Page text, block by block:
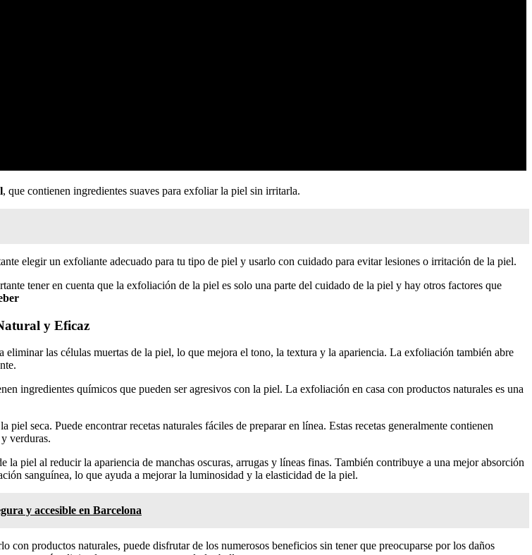
, que contienen ingredientes suaves para exfoliar la piel sin irritarla.
elegir un exfoliante adecuado para tu tipo de piel y usarlo con cuidado para evitar lesiones o irritación de la piel.
tener en cuenta que la exfoliación de la piel es solo una parte del cuidado de la piel y hay otros factores que
y Eficaz
las células muertas de la piel, lo que mejora el tono, la textura y la apariencia. La exfoliación también abre
ingredientes químicos que pueden ser agresivos con la piel. La exfoliación en casa con productos naturales es una
seca. Puede encontrar recetas naturales fáciles de preparar en línea. Estas recetas generalmente contienen
verduras.
piel al reducir la apariencia de manchas oscuras, arrugas y líneas finas. También contribuye a una mejor absorción
sanguínea, lo que ayuda a mejorar la luminosidad y la elasticidad de la piel.
y accesible en Barcelona
productos naturales, puede disfrutar de los numerosos beneficios sin tener que preocuparse por los daños